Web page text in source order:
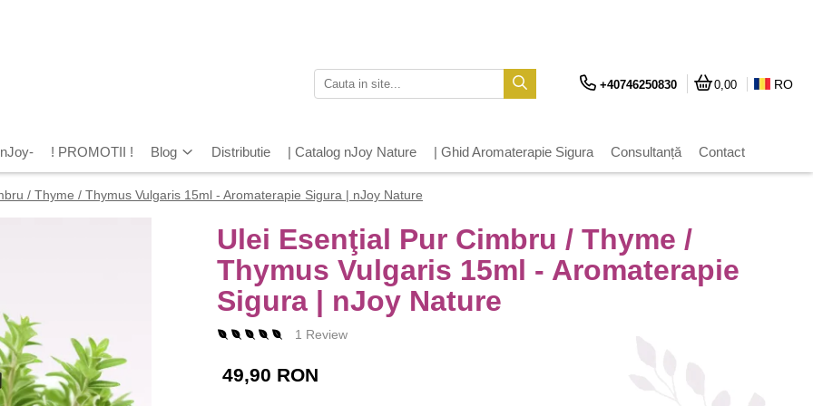
+40746250830 0,00 RO
! PROMOTII ! Blog Distributie | Catalog nJoy Nature | Ghid Aromaterapie Sigura Consultanță Contact
/ Thyme / Thymus Vulgaris 15ml - Aromaterapie Sigura | nJoy Nature
Ulei Esenţial Pur Cimbru / Thyme /
Thymus Vulgaris 15ml - Aromaterapie
Sigura | nJoy Nature
1 Review
49,90 RON